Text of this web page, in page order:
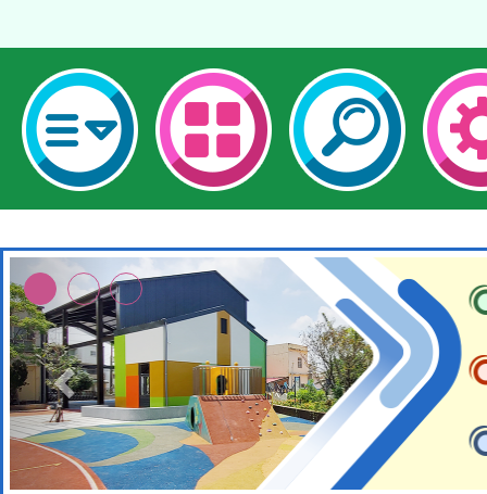
本校115學年度第1次